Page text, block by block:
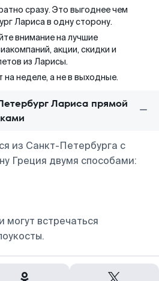
сразу. Это выгоднее чем
Лариса в одну сторону.
внимание на лучшие
акции, скидки и
из Ларисы.
на неделе, а не в выходные.
Лариса прямой
из Санкт-Петербурга с
Греция двумя способами:
могут встречаться